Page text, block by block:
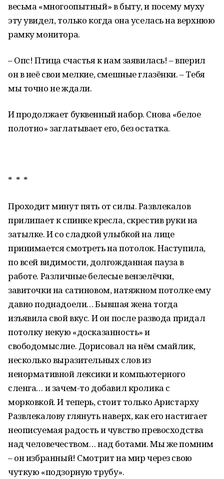
весьма «многоопытный» в быту, и посему муху
эту увидел, только когда она уселась на верхнюю
рамку монитора.
– Опс! Птица счастья к нам заявилась! – вперил
он в неё свои мелкие, смешные глазёнки. – Тебя
мы точно не ждали.
И продолжает буквенный набор. Снова «белое
полотно» заглатывает его, без остатка.
* * *
Проходит минут пять от силы. Развлекалов
прилипает к спинке кресла, скрестив руки на
затылке. И со сладкой улыбкой на лице
принимается смотреть на потолок. Наступила,
по всей видимости, долгожданная пауза в
работе. Различные белесые вензелёчки,
завиточки на сатиновом, натяжном потолке ему
давно поднадоели… Бывшая жена тогда
изъявила свой вкус. И он после развода придал
потолку некую «досказанность» и
свободомыслие. Дорисовал на нём смайлик,
несколько выразительных слов из
ненормативной лексики и компьютерного
сленга… и зачем-то добавил кролика с
морковкой. И теперь, стоит только Аристарху
Развлекалову глянуть наверх, как его настигает
неописуемая радость и чувство превосходства
над человечеством… над ботами. Мы же помним
– он избранный! Смотрит на мир через свою
чуткую «подзорную трубу».